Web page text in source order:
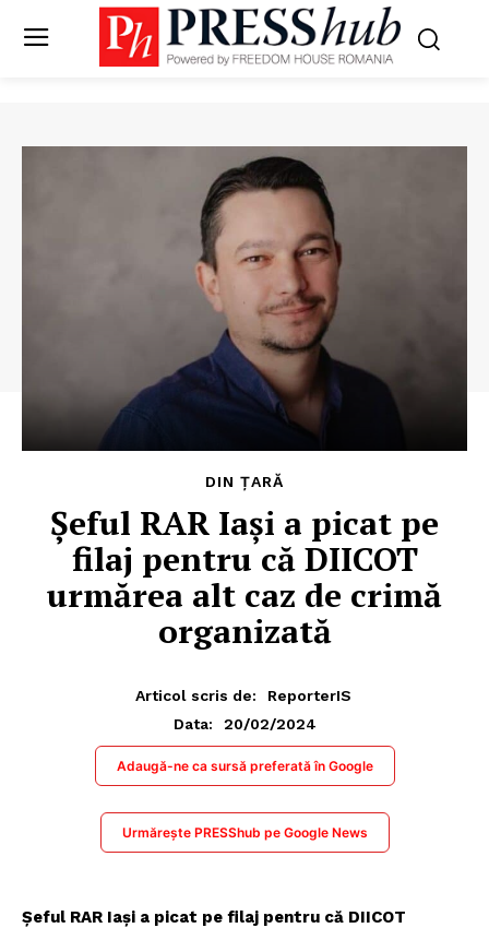
DIN ȚARĂ
Șeful RAR Iași a picat pe
filaj pentru că DIICOT
urmărea alt caz de crimă
organizată
Articol scris de:
ReporterIS
Data:
20/02/2024
Adaugă-ne ca sursă preferată în Google
Urmărește PRESShub pe Google News
Șeful RAR Iași a picat pe filaj pentru că DIICOT